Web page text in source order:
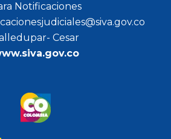
Notificaciones
Cesar